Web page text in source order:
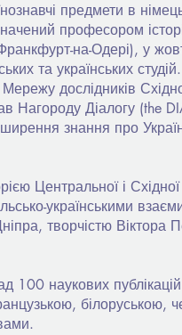
предмети в
професором
на-Одері), у
та українських студій.
дослідників
Нагороду Діалогу (the
знання про
Центральної і
українськими
творчістю Віктора
100 наукових
білоруською,